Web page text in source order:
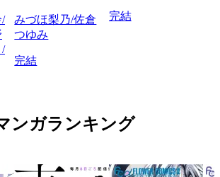
/
/
みづほ梨乃/佐倉
つゆみ
完結
完結
ンガランキング